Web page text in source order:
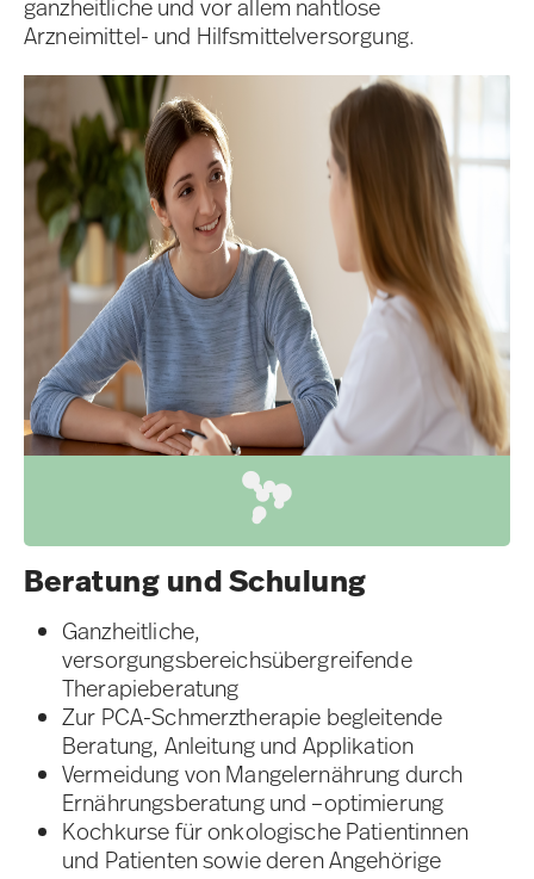
ganzheitliche und vor allem nahtlose
Arzneimittel- und Hilfsmittelversorgung.
Beratung und Schulung​
Ganzheitliche,
versorgungsbereichsübergreifende
Therapieberatung
Zur PCA-Schmerztherapie begleitende
Beratung, Anleitung und Applikation
Vermeidung von Mangelernährung durch
Ernährungsberatung und –optimierung
Kochkurse für onkologische Patientinnen
und Patienten sowie deren Angehörige